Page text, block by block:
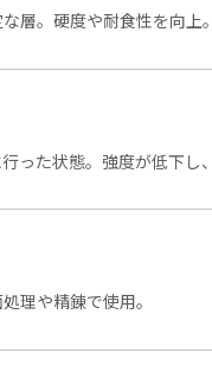
層。硬度や耐食性を向上。
った状態。強度が低下し
理や精錬で使用。